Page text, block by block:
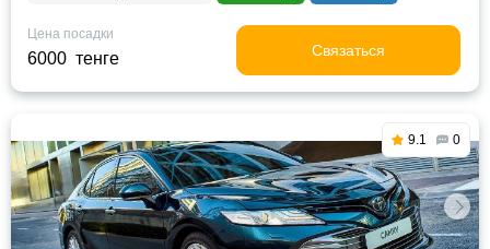
Цена посадки
6000 тенге Связаться
9.1 0